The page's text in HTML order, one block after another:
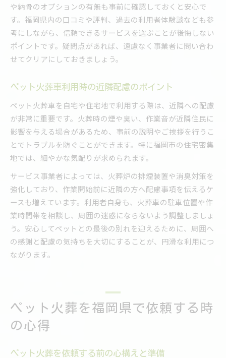
や納骨のオプションの有無も事前に確認しておくと安心で
す。福岡県内の口コミや評判、過去の利用者体験談なども参
考にしながら、信頼できるサービスを選ぶことが後悔しない
ポイントです。疑問点があれば、遠慮なく事業者に問い合わ
せてクリアにしておきましょう。
ペット火葬車利用時の近隣配慮のポイント
ペット火葬車を自宅や住宅地で利用する際は、近隣への配慮
が非常に重要です。火葬時の煙や臭い、作業音が近隣住民に
影響を与える場合があるため、事前の説明やご挨拶を行うこ
とでトラブルを防ぐことができます。特に福岡市の住宅密集
地では、細やかな気配りが求められます。
サービス事業者によっては、火葬炉の排煙装置や消臭対策を
強化しており、作業開始前に近隣の方へ配慮事項を伝えるケ
ースも増えています。利用者自身も、火葬車の駐車位置や作
業時間帯を相談し、周囲の迷惑にならないよう調整しましょ
う。安心してペットとの最後の別れを迎えるために、周囲へ
の感謝と配慮の気持ちを大切にすることが、円滑な利用につ
ながります。
ペット火葬を福岡県で依頼する時
の心得
ペット火葬を依頼する前の心構えと準備